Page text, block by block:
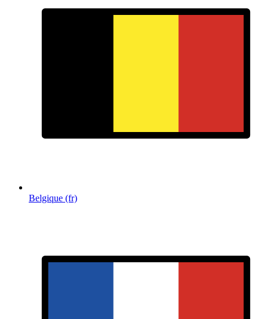
Belgique (fr)